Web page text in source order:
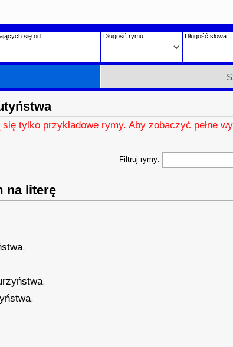
się od Długość rymu Długość słowa
tylko przykładowe rymy. Aby zobaczyć pełne
Filtruj rymy:
na literę
,
,
,